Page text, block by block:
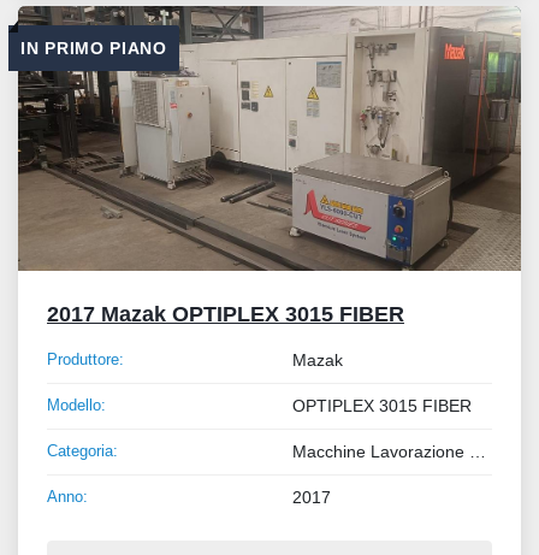
IN PRIMO PIANO
2017 Mazak OPTIPLEX 3015 FIBER
Produttore: Mazak
Modello: OPTIPLEX 3015 FIBER
Categoria:
Anno: 2017